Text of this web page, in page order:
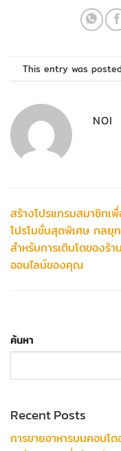
This entry was
NOI
สร้างโปรแกรมสมาชิกเ
โปรโมชั่นสุดพิเศษ กลยุ
สำหรับการเติบโตของร้า
ออนไลน์ของคุณ
ค้นหา
Recent Posts
การขายอาหารบนคอนโ